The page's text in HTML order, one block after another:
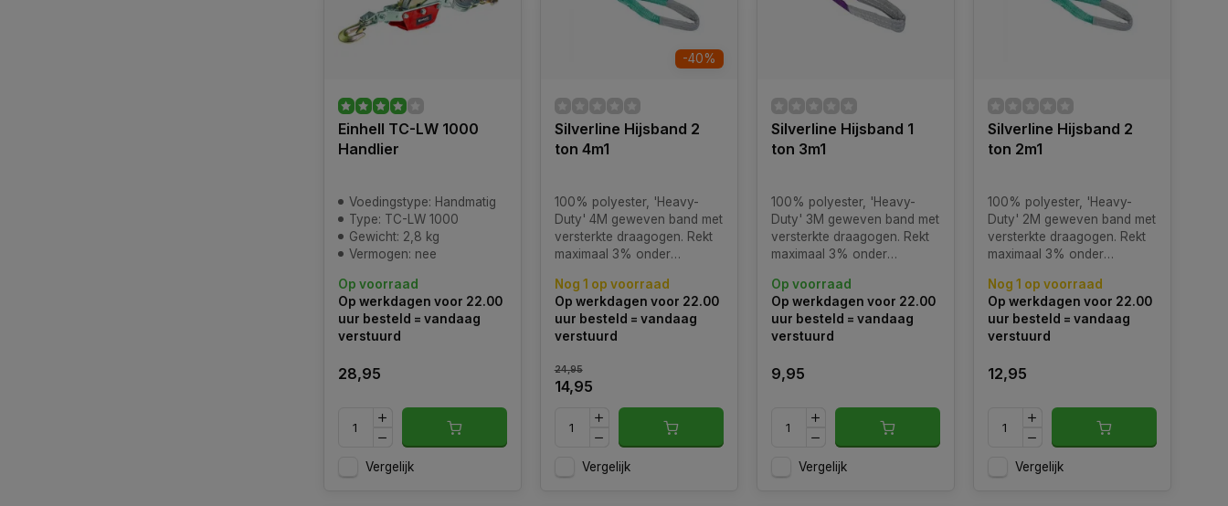
Einhell TC-LW 1000
Handlier
Voedingstype: Handmatig
Type: TC-LW 1000
Gewicht: 2,8 kg
Vermogen: nee
Op voorraad
Op werkdagen voor 22.00
uur besteld = vandaag
verstuurd
28,95
Vergelijk
-40%
Silverline Hijsband 2
ton 4m1
100% polyester, 'Heavy-
Duty' 4M geweven band met
versterkte draagogen. Rekt
maximaal 3% onder
olie, organische
oplosmiddelen, alcohol,
zuren, water en zeewater.
Nog 1 op voorraad
Op werkdagen voor 22.00
uur besteld = vandaag
verstuurd
24,95
14,95
Vergelijk
Silverline Hijsband 1
ton 3m1
100% polyester, 'Heavy-
Duty' 3M geweven band met
versterkte draagogen. Rekt
maximaal 3% onder
olie, organische
oplosmiddelen, alcohol,
zuren, water en zeewater.
Op voorraad
Op werkdagen voor 22.00
uur besteld = vandaag
verstuurd
9,95
Vergelijk
Silverline Hijsband 2
ton 2m1
100% polyester, 'Heavy-
Duty' 2M geweven band met
versterkte draagogen. Rekt
maximaal 3% onder
olie, organische
oplosmiddelen, alcohol,
zuren, water en zeewater.
Nog 1 op voorraad
Op werkdagen voor 22.00
uur besteld = vandaag
verstuurd
12,95
Vergelijk